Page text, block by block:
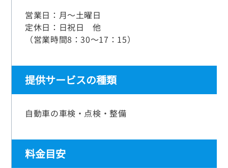
営業日：月～土曜日
定休日：日祝日 他
（営業時間8：30～17：15）
提供サービスの種類
自動車の車検・点検・整備
料金目安